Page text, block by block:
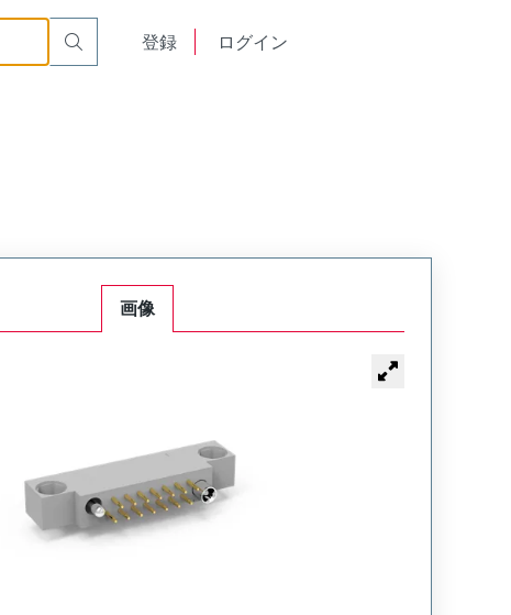
登録 ログイン
Mount Plug
画像